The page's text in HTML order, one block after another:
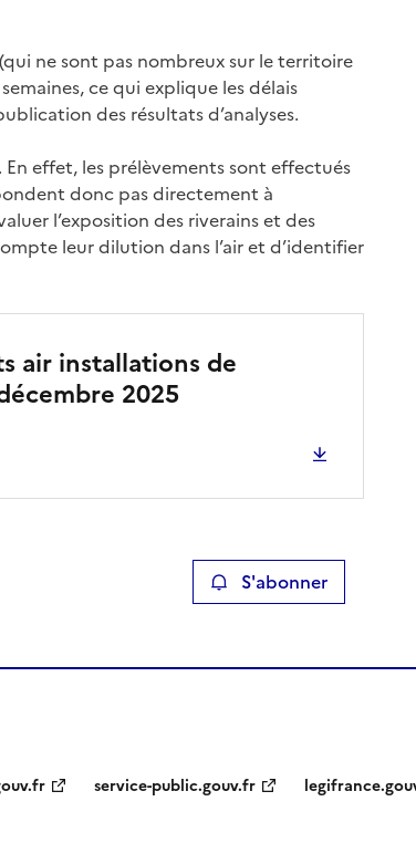
ne sont pas nombreux sur le territoire
ce qui explique les délais
des résultats d’analyses.
effet, les prélèvements sont effectués
donc pas directement à
l’exposition des riverains et des
leur dilution dans l’air et d’identifier
air installations de
2025
page dans le presse-papier S'abonner
service-public.gouv.fr